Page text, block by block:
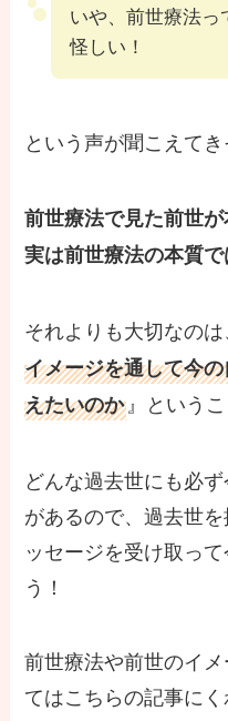
いや、前世療法っ
怪しい！
という声が聞こえて
前世療法で見た前世
実は前世療法の本質で
それよりも大切なの
イメージを通して今
えたいのか 』というこ
どんな過去世にも必
があるので、過去世
ッセージを受け取っ
う！
前世療法や前世のイ
てはこちらの記事に